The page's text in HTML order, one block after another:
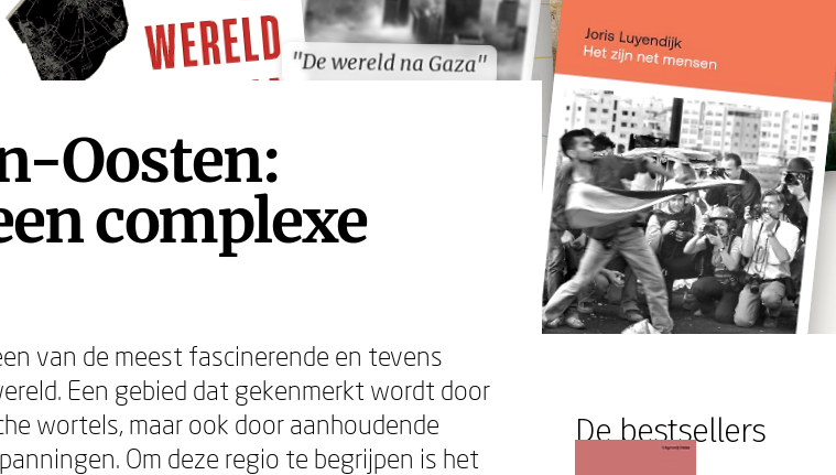
"De wereld na Gaza"
"De wereld na Gaza"
Oosten:
complexe
van de meest fascinerende en tevens
Een gebied dat gekenmerkt wordt door
wortels, maar ook door aanhoudende
Om deze regio te begrijpen is het
De bestsellers